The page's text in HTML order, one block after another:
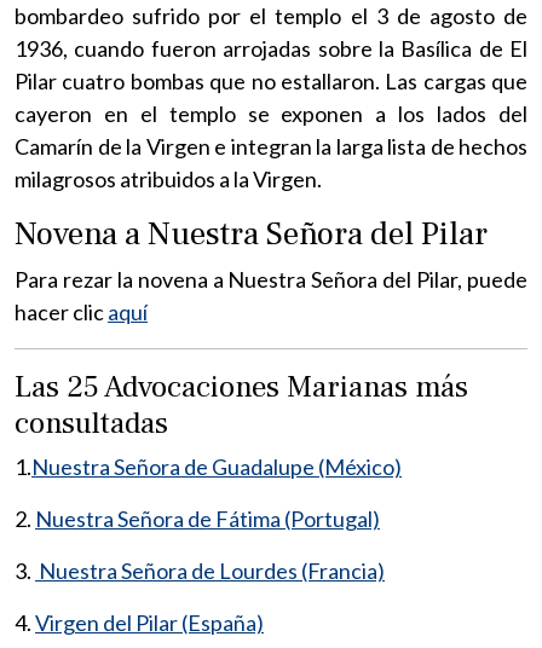
bombardeo sufrido por el templo el 3 de agosto de
1936, cuando fueron arrojadas sobre la Basílica de El
Pilar cuatro bombas que no estallaron. Las cargas que
cayeron en el templo se exponen a los lados del
Camarín de la Virgen e integran la larga lista de hechos
milagrosos atribuidos a la Virgen.
Novena a Nuestra Señora del Pilar
Para rezar la novena a Nuestra Señora del Pilar, puede
hacer clicaquí
Las 25 Advocaciones Marianas más
consultadas
1.Nuestra Señora de Guadalupe (México)
2. Nuestra Señora de Fátima (Portugal)
3. Nuestra Señora de Lourdes (Francia)
4.Virgen del Pilar (España)